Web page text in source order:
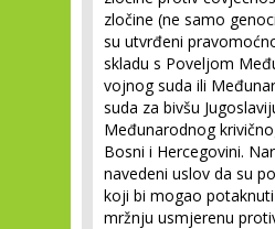
zločine (ne samo
su utvrđeni
skladu s Poveljom
vojnog suda ili
suda za bivšu
Međunarodnog
Bosni i Hercegovini.
navedeni uslov da su
koji bi mogao
mržnju usmjerenu